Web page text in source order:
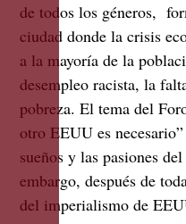
de todos los géneros,
ciudad donde la crisis
a la mayoría de la
desempleo racista, la
pobreza. El tema del
otro EEUU es
sueños y las pasiones
embargo, después de
del imperialismo de